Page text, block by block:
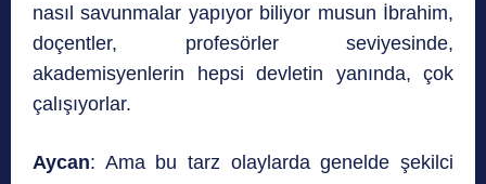
nasıl savunmalar yapıyor biliyor musun İbrahim,
doçentler, profesörler seviyesinde,
akademisyenlerin hepsi devletin yanında, çok
çalışıyorlar.
Aycan: Ama bu tarz olaylarda genelde şekilci